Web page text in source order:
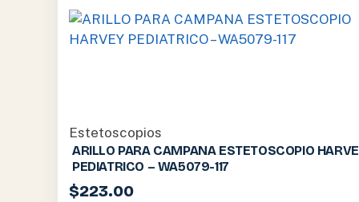
Estetoscopios
ARILLO PARA CAMPANA ESTETOSCOPIO
PEDIATRICO – WA5079-117
$223.00